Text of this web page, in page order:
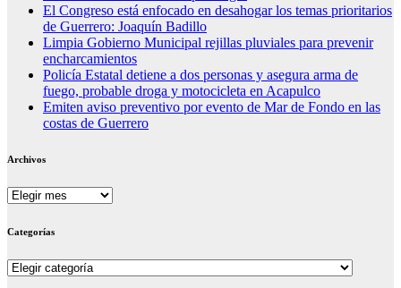
El Congreso está enfocado en desahogar los temas prioritarios
de Guerrero: Joaquín Badillo
Limpia Gobierno Municipal rejillas pluviales para prevenir
encharcamientos
Policía Estatal detiene a dos personas y asegura arma de
fuego, probable droga y motocicleta en Acapulco
Emiten aviso preventivo por evento de Mar de Fondo en las
costas de Guerrero
Archivos
Archivos
Categorías
Categorías